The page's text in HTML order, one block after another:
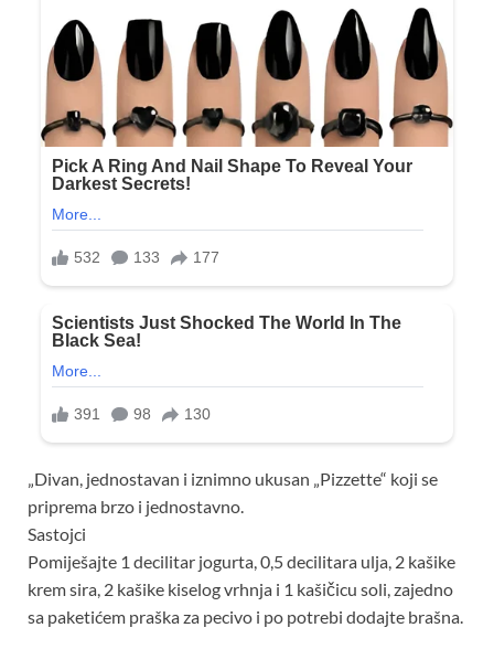
„Divan, jednostavan i iznimno ukusan „Pizzette“ koji se
priprema brzo i jednostavno.
Sastojci
Pomiješajte 1 decilitar jogurta, 0,5 decilitara ulja, 2 kašike
krem ​​sira, 2 kašike kiselog vrhnja i 1 kašičicu soli, zajedno
sa paketićem praška za pecivo i po potrebi dodajte brašna.